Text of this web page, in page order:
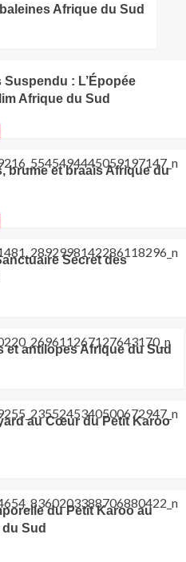
Afrique du Sud
Suspendu : L’Épopée
Afrique du Sud
brume et braais Afrique du
Secret des
et antilopes Afrique du Sud
au Cœur du Petit Karoo
du Petit Karoo au
Sud